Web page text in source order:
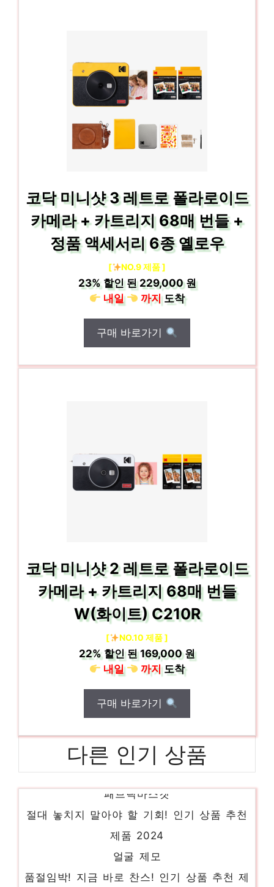
코닥 미니샷 3 레트로 폴라로이드
카메라 + 카트리지 68매 번들 +
정품 액세서리 6종 옐로우
[ NO.9 제품 ]
23%할인 된229,000 원
내일
까지도착
구매 바로가기
코닥 미니샷 2 레트로 폴라로이드
카메라 + 카트리지 68매 번들
W(화이트) C210R
[ NO.10 제품 ]
22%할인 된169,000 원
내일
까지도착
구매 바로가기
다른 인기 상품